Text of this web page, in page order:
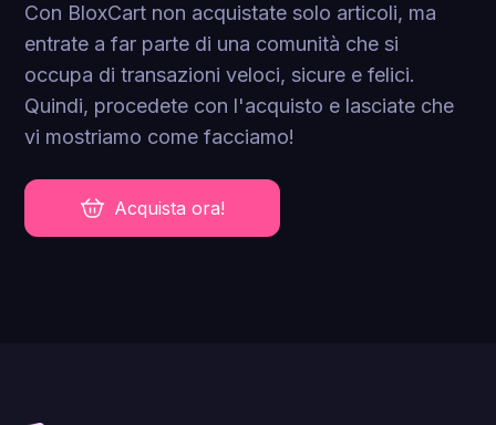
Con BloxCart non acquistate solo articoli, ma
entrate a far parte di una comunità che si
occupa di transazioni veloci, sicure e felici.
Quindi, procedete con l'acquisto e lasciate che
vi mostriamo come facciamo!
Acquista ora!